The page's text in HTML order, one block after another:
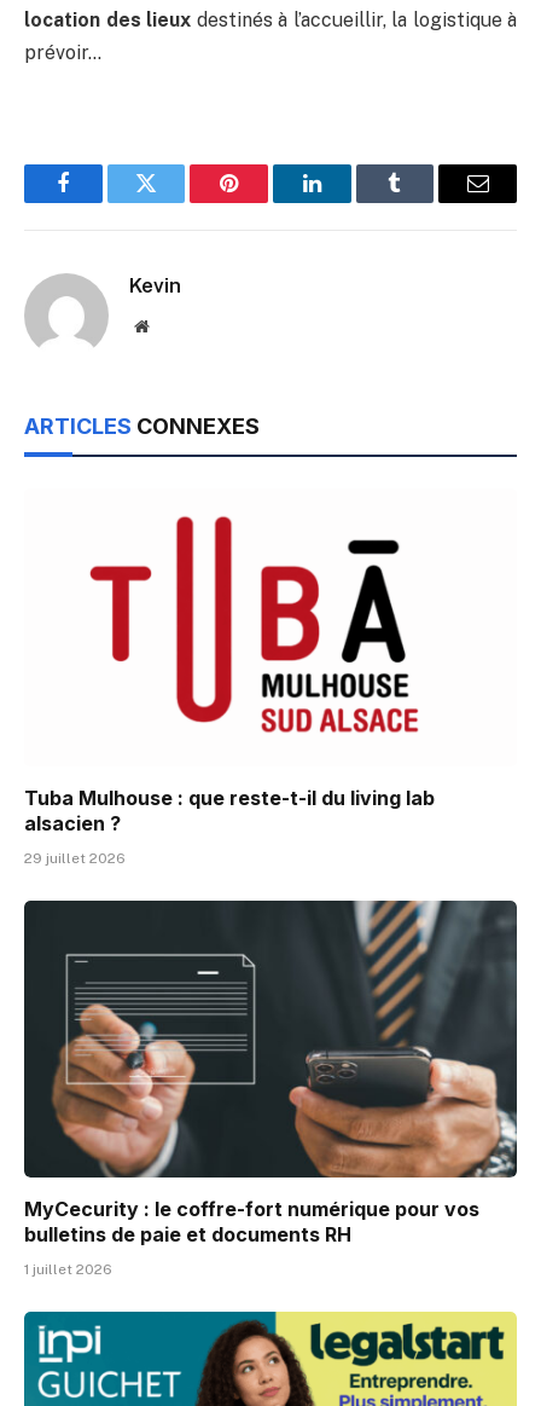
location des lieux destinés à l’accueillir, la logistique à
prévoir…
FacebookTwitter Pinterest LinkedInTumblr Email
Kevin
Website
ARTICLES CONNEXES
Tuba Mulhouse : que reste-t-il du living lab
alsacien ?
29 juillet 2026
MyCecurity : le coffre-fort numérique pour vos
bulletins de paie et documents RH
1 juillet 2026